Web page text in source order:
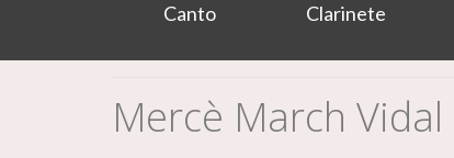
Canto Clarinete
Mercè March Vidal